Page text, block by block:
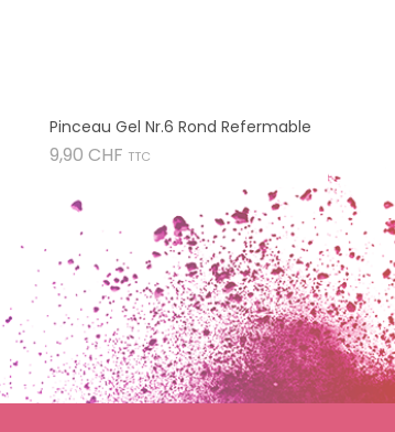
Pinceau Gel Nr.6 Rond Refermable
9,90 CHF Prix
TTC